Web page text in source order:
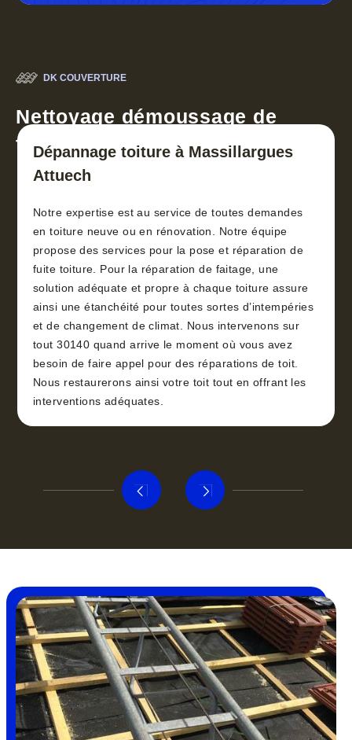
DK COUVERTURE
Nettoyage démoussage de
toiture 30
Dépannage toiture à Massillargues
Attuech
Notre expertise est au service de toutes demandes
en toiture neuve ou en rénovation. Notre équipe
propose des services pour la pose et réparation de
fuite toiture. Pour la réparation de faitage, une
solution adéquate et propre à chaque toiture assure
ainsi une étanchéité pour toutes sortes d’intempéries
et de changement de climat. Nous intervenons sur
tout 30140 quand arrive le moment où vous avez
besoin de faire appel pour des réparations de toit.
Nous restaurerons ainsi votre toit tout en offrant les
interventions adéquates.